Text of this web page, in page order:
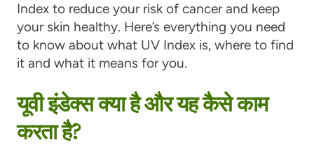
Index to reduce your risk of cancer and keep
your skin healthy. Here’s everything you need
to know about what UV Index is, where to find
it and what it means for you.
यूवी इंडेक्स क्या है और यह कैसे काम
करता है?